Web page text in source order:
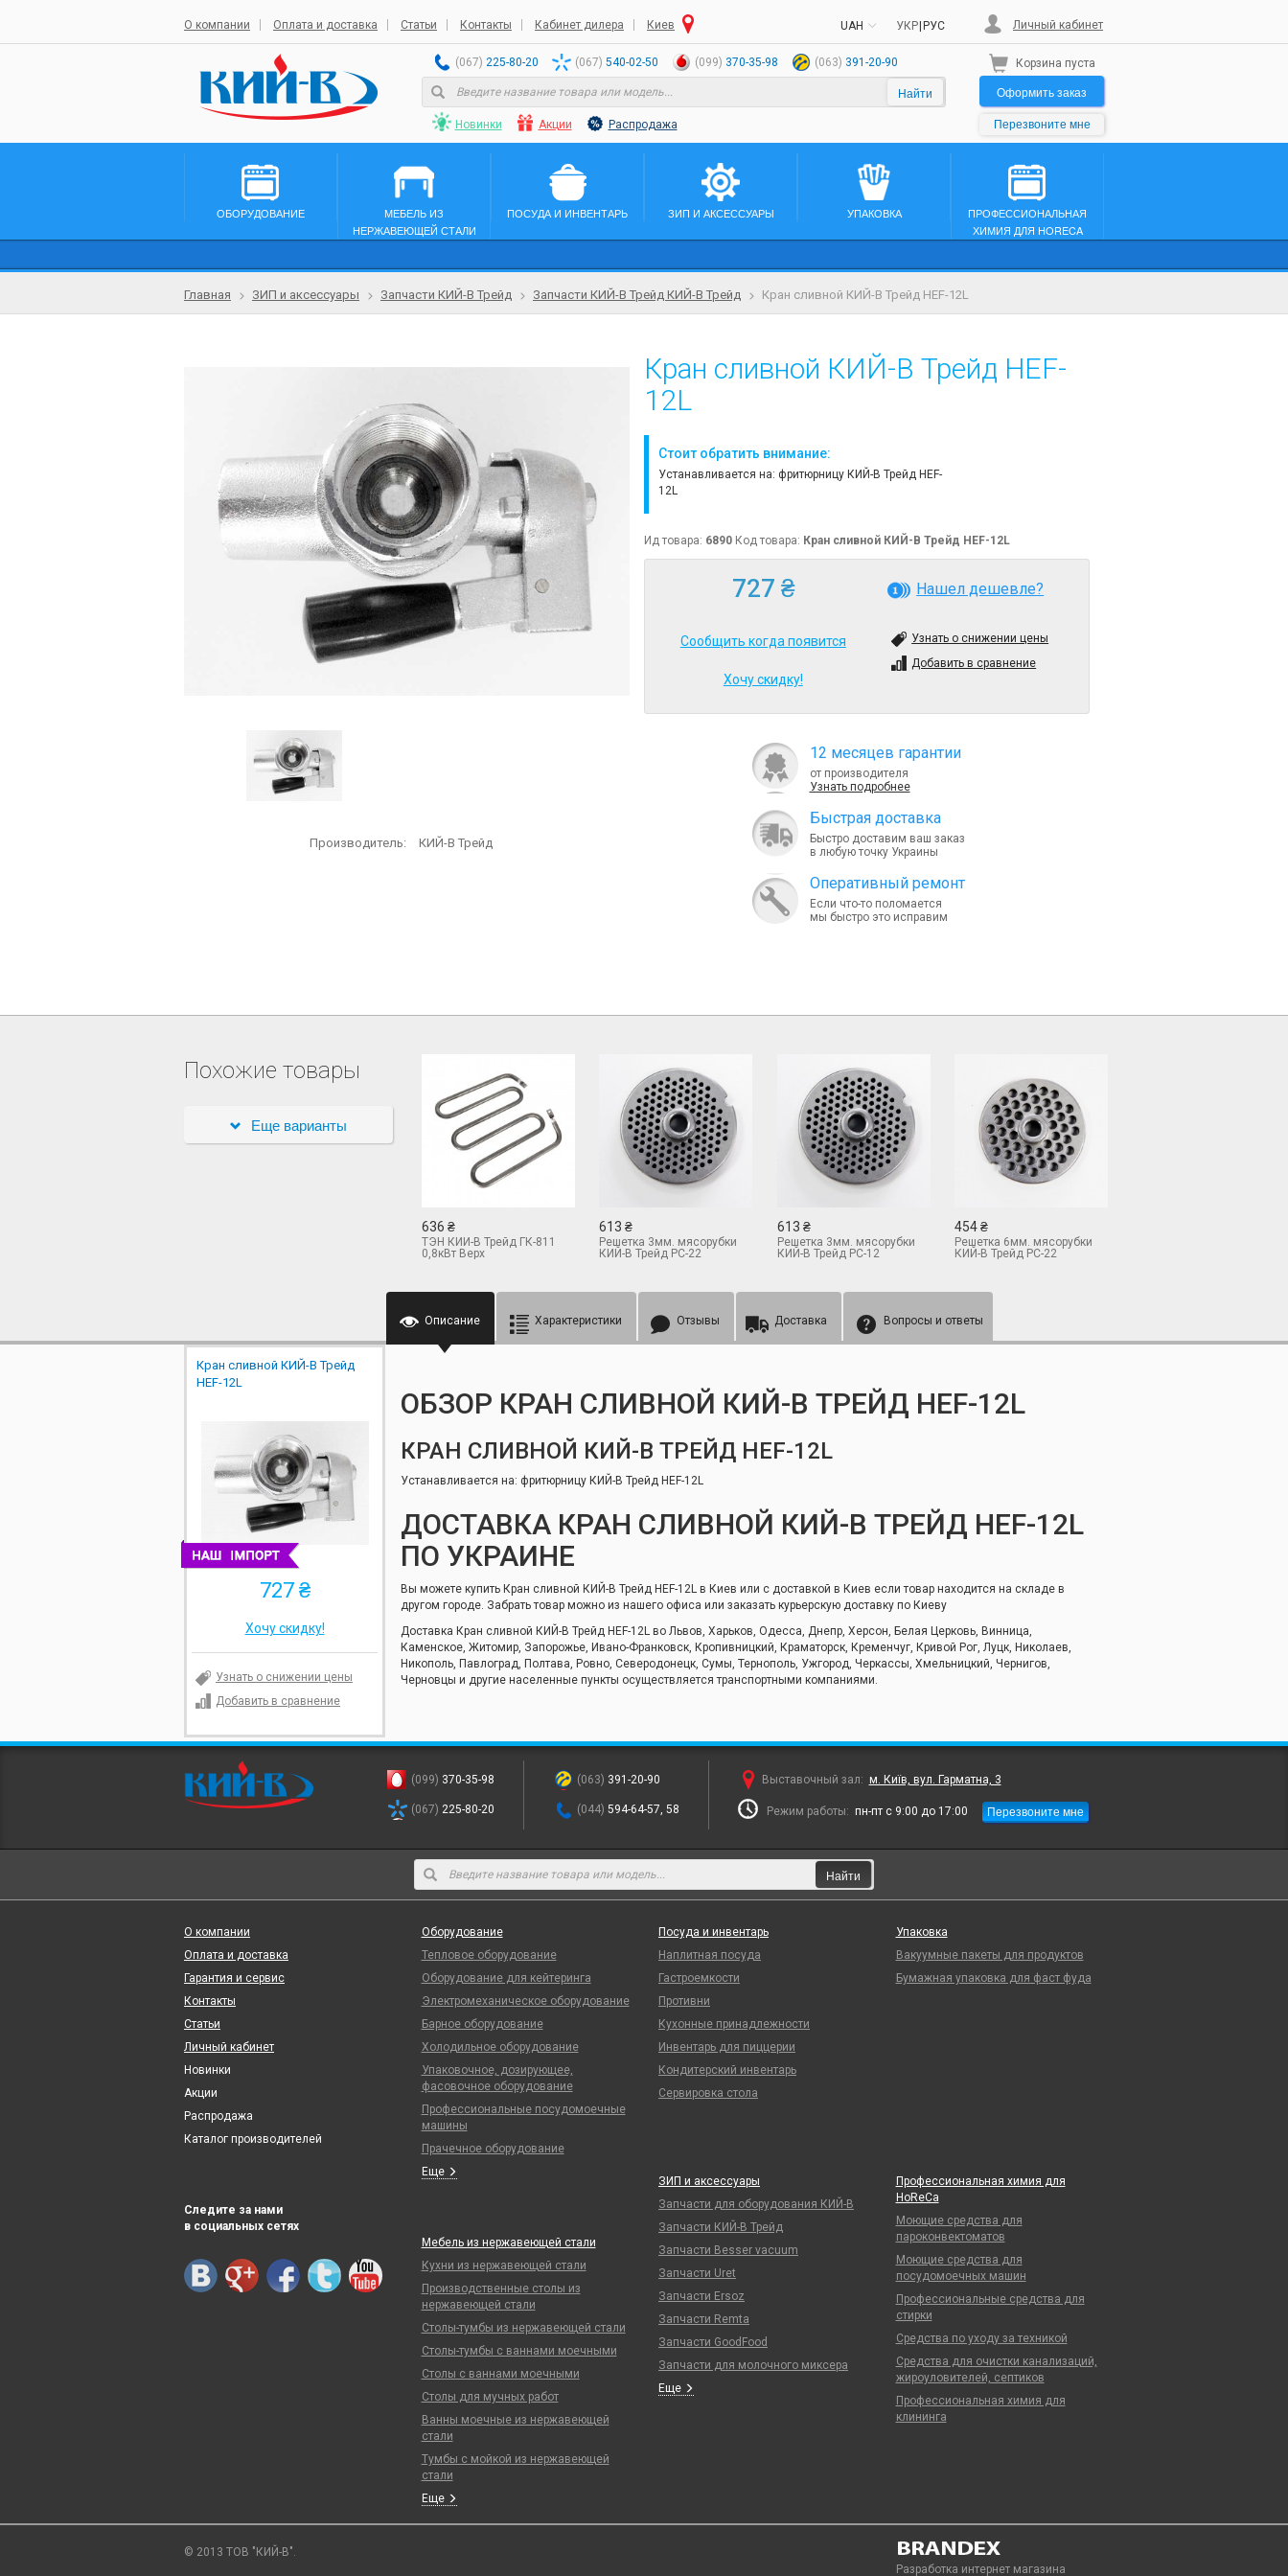
О компании Оплата и доставка Статьи Контакты Кабинет дилера Киев UAH РУС
УКР Личный кабинет
(067) 225-80-20 (067) 540-02-50 (099) 370-35-98 (063) 391-20-90
Найти
Новинки Акции Распродажа
Корзина пуста
Оформить заказ
Перезвоните мне
ОБОРУДОВАНИЕ
МЕБЕЛЬ ИЗ
НЕРЖАВЕЮЩЕЙ СТАЛИ
ПОСУДА И ИНВЕНТАРЬ ЗИП И АКСЕССУАРЫ УПАКОВКА
ПРОФЕССИОНАЛЬНАЯ
ХИМИЯ ДЛЯ HORECA
Главная ЗИП и аксессуары Запчасти КИЙ-В Трейд Запчасти КИЙ-В Трейд КИЙ-В Трейд Кран сливной КИЙ-В Трейд HEF-12L
Производитель: КИЙ-В Трейд
Кран сливной КИЙ-В Трейд HEF-
12L
Стоит обратить внимание:
Устанавливается на: фритюрницу КИЙ-В Трейд HEF-
12L
Ид товара: 6890 Код товара: Кран сливной КИЙ-В Трейд HEF-12L
727 ₴
Сообщить когда появится
Хочу скидку!
Нашел дешевле?
Узнать о снижении цены
Добавить в сравнение
12 месяцев гарантии
от производителя
Узнать подробнее
Быcтрая доставка
Быстро доставим ваш заказ
в любую точку Украины
Оперативный ремонт
Если что-то поломается
мы быстро это исправим
Похожие товары
Еще варианты
636 ₴
ТЭН КИЙ-В Трейд ГК-811
0,8кВт Верх
613 ₴
Решетка 3мм. мясорубки
КИЙ-В Трейд РС-22
613 ₴
Решетка 3мм. мясорубки
КИЙ-В Трейд РС-12
454 ₴
Решетка 6мм. мясорубки
КИЙ-В Трейд РС-22
Кран сливной КИЙ-В Трейд
HEF-12L
727 ₴
Хочу скидку!
Узнать о снижении цены
Добавить в сравнение
Описание Характеристики Отзывы Доставка Вопросы и ответы
ОБЗОР КРАН СЛИВНОЙ КИЙ-В ТРЕЙД HEF-12L
КРАН СЛИВНОЙ КИЙ-В ТРЕЙД HEF-12L
Устанавливается на: фритюрницу КИЙ-В Трейд HEF-12L
ДОСТАВКА КРАН СЛИВНОЙ КИЙ-В ТРЕЙД HEF-12L
ПО УКРАИНЕ
Вы можете купить Кран сливной КИЙ-В Трейд HEF-12L в Киев или с доставкой в Киев если товар находится на складе в
другом городе. Забрать товар можно из нашего офиса или заказать курьерскую доставку по Киеву
Доставка Кран сливной КИЙ-В Трейд HEF-12L во Львов, Харьков, Одесса, Днепр, Херсон, Белая Церковь, Винница,
Каменское, Житомир, Запорожье, Ивано-Франковск, Кропивницкий, Краматорск, Кременчуг, Кривой Рог, Луцк, Николаев,
Никополь, Павлоград, Полтава, Ровно, Северодонецк, Сумы, Тернополь, Ужгород, Черкассы, Хмельницкий, Чернигов,
Черновцы и другие населенные пункты осуществляется транспортными компаниями.
(063) 391-20-90
(044) 594-64-57, 58
(099) 370-35-98
(067) 225-80-20
Выставочный зал: м. Київ, вул. Гарматна, 3
Режим работы: пн-пт с 9:00 до 17:00 Перезвоните мне
Найти
О компании
Оплата и доставка
Гарантия и сервис
Контакты
Статьи
Личный кабинет
Новинки
Акции
Распродажа
Каталог производителей
Следите за нами
в социальных сетях
Оборудование
Тепловое оборудование
Оборудование для кейтеринга
Электромеханическое оборудование
Барное оборудование
Холодильное оборудование
Упаковочное, дозирующее,
фасовочное оборудование
Профессиональные посудомоечные
машины
Прачечное оборудование
Еще
Мебель из нержавеющей стали
Кухни из нержавеющей стали
Производственные столы из
нержавеющей стали
Столы-тумбы из нержавеющей стали
Столы-тумбы с ваннами моечными
Столы с ваннами моечными
Столы для мучных работ
Ванны моечные из нержавеющей
стали
Тумбы с мойкой из нержавеющей
стали
Еще
Посуда и инвентарь
Наплитная посуда
Гастроемкости
Противни
Кухонные принадлежности
Инвентарь для пиццерии
Кондитерский инвентарь
Сервировка стола
ЗИП и аксессуары
Запчасти для оборудования КИЙ-В
Запчасти КИЙ-В Трейд
Запчасти Besser vacuum
Запчасти Uret
Запчасти Ersoz
Запчасти Remta
Запчасти GoodFood
Запчасти для молочного миксера
Еще
Упаковка
Вакуумные пакеты для продуктов
Бумажная упаковка для фаст фуда
Профессиональная химия для
HoReCa
Моющие средства для
пароконвектоматов
Моющие средства для
посудомоечных машин
Профессиональные средства для
стирки
Средства по уходу за техникой
Средства для очистки канализаций,
жироуловителей, септиков
Профессиональная химия для
клининга
© 2013 ТОВ "КИЙ-В".
Разработка интернет магазина